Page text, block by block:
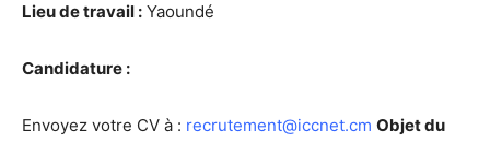
Lieu de travail : Yaoundé
Candidature :
Envoyez votre CV à : recrutement@iccnet.cm Objet du